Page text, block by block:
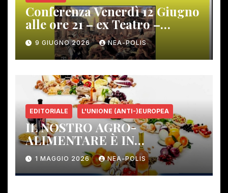
Conferenza Venerdì 12 Giugno
alle ore 21 – ex Teatro –
Gambassi Terme –
9 GIUGNO 2026 NEA-POLIS
EDITORIALE L'UNIONE (ANTI-)EUROPEA
IL NOSTRO AGRO-
ALIMENTARE È IN
PERICOLO!
1 MAGGIO 2026 NEA-POLIS